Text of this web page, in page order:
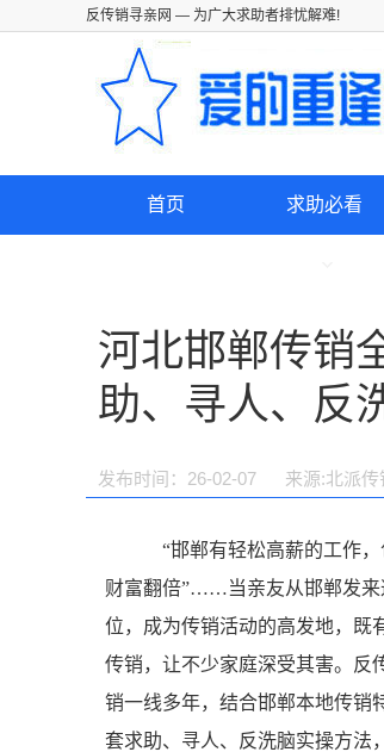
反传销寻亲网 — 为广大求助者排忧解难!
首页 求助必看
河北邯郸传销
助、寻人、反
发布时间：26-02-07 来源:北派传
“邯郸有轻松高薪的工作，
财富翻倍”……当亲友从邯郸发来
位，成为传销活动的高发地，既
传销，让不少家庭深受其害。反
销一线多年，结合邯郸本地传销
套求助、寻人、反洗脑实操方法